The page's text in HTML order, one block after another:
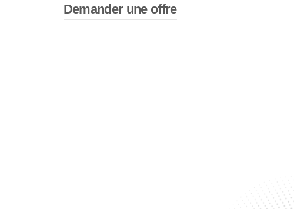
Demander une offre